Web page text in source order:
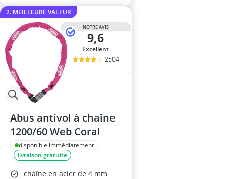
2. MEILLEURE VALEUR
NOTRE AVIS
9,6
Excellent
2504
Abus antivol à chaîne
1200/60 Web Coral
disponible immédiatement
livraison gratuite
chaîne en acier de 4 mm